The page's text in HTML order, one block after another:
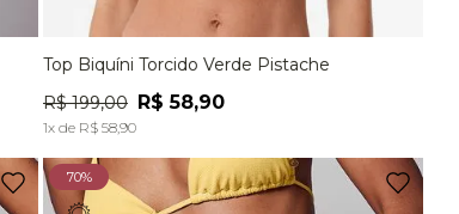
P M G
ADICIONAR À SACOLA
Top Biquíni Torcido Verde Pistache
R$ 199,00 R$ 58,90
1x de R$ 58,90
70%
Para